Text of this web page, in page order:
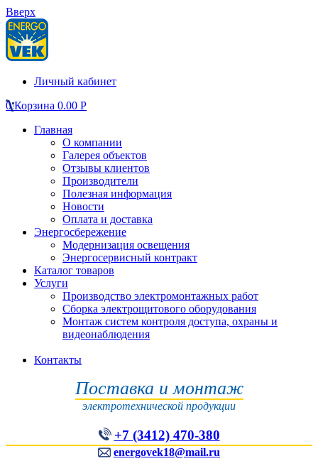
Вверх
Личный кабинет
0 Корзина 0.00 Р
Главная
О компании
Галерея объектов
Отзывы клиентов
Производители
Полезная информация
Новости
Оплата и доставка
Энергосбережение
Модернизация освещения
Энергосервисный контракт
Каталог товаров
Услуги
Производство электромонтажных работ
Сборка электрощитового оборудования
Монтаж систем контроля доступа, охраны и
видеонаблюдения
Контакты
Поставка и монтаж
электротехнической продукции
+7 (3412) 470-380
energovek18@mail.ru